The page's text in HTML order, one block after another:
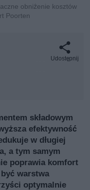
obniżenie kosztów
Poorten
Udostępnij
składowym
efektywność
w długiej
a tym samym
poprawia komfort
warstwa
optymalnie